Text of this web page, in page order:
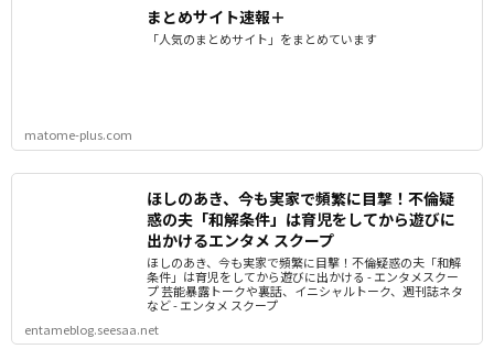
まとめサイト速報＋
「人気のまとめサイト」をまとめています
matome-plus.com
ほしのあき、今も実家で頻繁に目撃！不倫疑
惑の夫「和解条件」は育児をしてから遊びに
出かけるエンタメ スクープ
ほしのあき、今も実家で頻繁に目撃！不倫疑惑の夫「和解
条件」は育児をしてから遊びに出かける - エンタメスクー
プ 芸能暴露トークや裏話、イニシャルトーク、週刊誌ネタ
など - エンタメ スクープ
entameblog.seesaa.net